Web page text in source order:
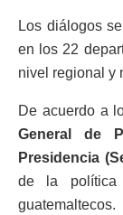
Los diálogos
en los 22
nivel regional y
De acuerdo a
General de
Presidencia
de la política
guatemaltecos.